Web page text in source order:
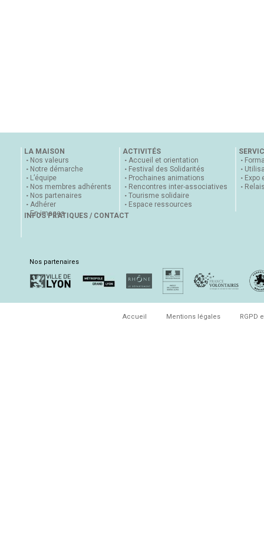
LA MAISON
Nos valeurs
Notre démarche
L’équipe
Nos membres adhérents
Nos partenaires
Adhérer
En images
ACTIVITÉS
Accueil et orientation
Festival des Solidarités
Prochaines animations
Rencontres inter-associatives
Tourisme solidaire
Espace ressources
Expo
INFOS PRATIQUES / CONTACT
Nos partenaires
Accueil Mentions légales RGPD